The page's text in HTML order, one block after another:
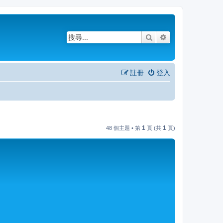
搜尋
登入
註冊
48 個主題 • 第 1 頁 (共 1 頁)